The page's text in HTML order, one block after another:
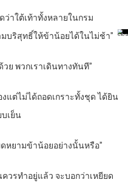
าใต้เท้าทั้งหลายในกรม
บริสุทธิ์ให้ข้าน้อยได้ในไม่ช้า”
ย พวกเราเดินทางทันที”
แต่ไม่ได้ถอดเกราะทั้งชุด ได้ยิน
เย็น
หยามข้าน้อยอย่างนั้นหรือ”
วรทำอยู่แล้ว จะบอกว่าเหยียด